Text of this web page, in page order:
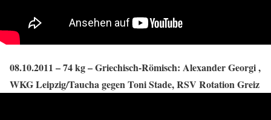
08.10.2011 – 74 kg – Griechisch-Römisch: Alexander Georgi ,
WKG Leipzig/Taucha gegen Toni Stade, RSV Rotation Greiz